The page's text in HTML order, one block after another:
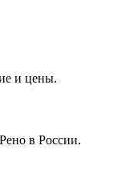
и цены.
в России.